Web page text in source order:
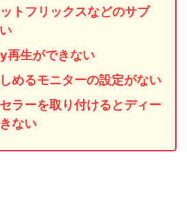
トフリックスなどのサブ
再生ができない
めるモニターの設定がない
ラーを取り付けるとディー
ない